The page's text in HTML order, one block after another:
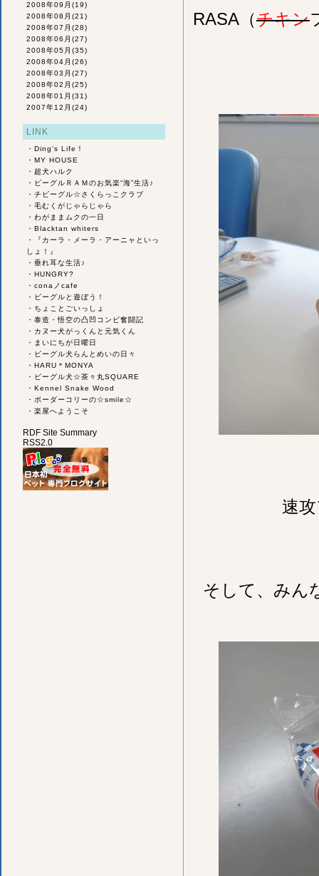
2008年09月 (19)
2008年08月 (21)
2008年07月 (28)
2008年06月 (27)
2008年05月 (35)
2008年04月 (26)
2008年03月 (27)
2008年02月 (25)
2008年01月 (31)
2007年12月 (24)
LINK
・ Ding's Life！
・ MY HOUSE
・ 超犬ハルク
・
ビーグルＲＡＭのお気楽“海”生活♪
・ チビーグル☆さくらっこクラブ
・ 毛むくがじゃらじゃら
・ わがままムクの一日
・ Blacktan whiters
・
『カーラ・メーラ・アーニャといっ
しょ！』
・ 垂れ耳な生活♪
・ HUNGRY?
・ conaノcafe
・
ビーグルと遊ぼう！
・ ちょことごいっしょ
・ 泰造・悟空の凸凹コンビ奮闘記
・ カヌー犬がっくんと元気くん
・
まいにちが日曜日
・
ビーグル犬らんとめいの日々
・ HARU＊MONYA
・
ビーグル犬☆茶々丸SQUARE
・ Kennel Snake Wood
・ ボーダーコリーの☆smile☆
・ 楽屋へようこそ
RDF Site Summary
RSS2.0
RASA（チキン
速
そして、みん